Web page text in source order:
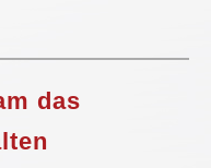
das